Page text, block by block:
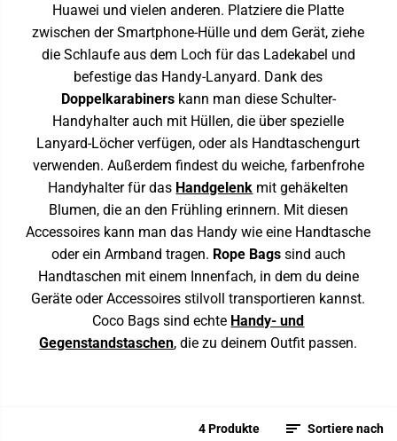
Huawei und vielen anderen. Platziere die Platte
zwischen der Smartphone-Hülle und dem Gerät, ziehe
die Schlaufe aus dem Loch für das Ladekabel und
befestige das Handy-Lanyard. Dank des
Doppelkarabinerskann man diese Schulter-
Handyhalter auch mit Hüllen, die über spezielle
Lanyard-Löcher verfügen, oder als Handtaschengurt
verwenden. Außerdem findest du weiche, farbenfrohe
Handyhalter für das Handgelenk mit gehäkelten
Blumen, die an den Frühling erinnern. Mit diesen
Accessoires kann man das Handy wie eine Handtasche
oder ein Armband tragen. Rope Bagssind auch
Handtaschen mit einem Innenfach, in dem du deine
Geräte oder Accessoires stilvoll transportieren kannst.
Coco Bags sind echte Handy- und
Gegenstandstaschen, die zu deinem Outfit passen.
4 Produkte Sortiere nach